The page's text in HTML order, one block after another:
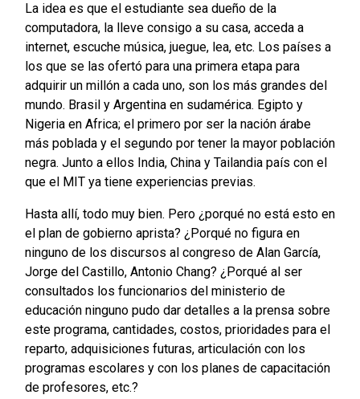
La idea es que el estudiante sea dueño de la
computadora, la lleve consigo a su casa, acceda a
internet, escuche música, juegue, lea, etc. Los países a
los que se las ofertó para una primera etapa para
adquirir un millón a cada uno, son los más grandes del
mundo. Brasil y Argentina en sudamérica. Egipto y
Nigeria en Africa; el primero por ser la nación árabe
más poblada y el segundo por tener la mayor población
negra. Junto a ellos India, China y Tailandia país con el
que el MIT ya tiene experiencias previas.
Hasta allí, todo muy bien. Pero ¿porqué no está esto en
el plan de gobierno aprista? ¿Porqué no figura en
ninguno de los discursos al congreso de Alan García,
Jorge del Castillo, Antonio Chang? ¿Porqué al ser
consultados los funcionarios del ministerio de
educación ninguno pudo dar detalles a la prensa sobre
este programa, cantidades, costos, prioridades para el
reparto, adquisiciones futuras, articulación con los
programas escolares y con los planes de capacitación
de profesores, etc.?